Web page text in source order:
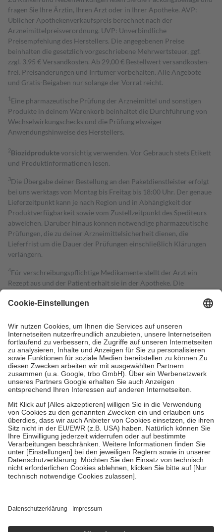
fragen Sie Ihre Ärztin, Ihren Arzt oder in Ihrer Apotheke. AVP:
Üblicher Apothekenverkaufspreis berechnet nach der
Arzneimittelpreisverordnung. UVP: Unverbindliche
Preisempfehlung des Herstellers. Die angegebenen Preise
beinhalten die gesetzlich vorgeschriebene Mehrwertsteuer, ggf.
zzgl. 3,95 € Versandkosten. Ab 29,00 € Bestell­wert versand­kosten­
frei. Preisänderungen und Irrtümer vorbehalten. Alle Angebote
und Gratis-Beigaben nur solange der Vorrat reicht.
1 Eine pharmazeutische Prüfung der Arzneimittel und sonstigen
Produkte in deinem Warenkorb beinhaltet die Durchführung von
Wechselwirkungschecks und die Prüfung etwaiger
Anwendungshinweise des Herstellers.
2Biozidproduktevorsichtig verwenden. Vor Gebrauch stets Etikett
und Produktinformationen lesen.
3Die Übergabe deiner Bestellung an den Paketdienstleister erfolgt
bei uns werktags von Montag bis Freitag bis 18:00 Uhr. Der genaue
Lieferzeitpunkt kann je nach Region und in Abhängigkeit der
Produktverfügbarkeit sowie vom Zustellzeitpunkt des Spediteurs
abweichen. Darüber hinaus können notwendige pharmazeutische
Prüfungen, die zu deiner Arzneimittelsicherheit dienen, die
Lieferfrist um die Dauer der Prüfungen einschließlich Klärungen
verlängern.
4Für verschreibungspflichtige Medikamente stellt der Arzt ein
Rezept aus und der Patient erhält sie in der Apotheke. Die
Kosten dafür, der Versicherte trägt einen Teil davon als Zuzahlung
Grundsätzlich leisten Mitglieder Zuzahlungen in Höhe von zehn
Prozent des Abgabepreises,mindestensjedochfünf Euround
höchstens zehn Euro.Es sind jedoch nie mehr als die tatsächlichen
Kosten der Leistung zu entrichten.
Diese Regeln gelten grundsätzlich auch für Online-Apotheken.
Bei Heilmitteln und häuslicher Krankenpflege beträgt die
Zuzahlung zehn Prozent der Kosten sowie zehn Euro je
Um das Engagement der Versicherten für ihre eigene Gesundheit zu
stärken und die besondere Stellung der Familie zu unterstützen,
fallenkeine Zuzahlungen an bei:
• Kindern und Jugendlichen bis zum vollendeten 18. Lebensjahr
mit Ausnahme der Fahrkosten
• Untersuchungen zur Vorsorge und Früherkennung, die von der
GKV getragen werden
• empfohlenen Schutzimpfungen
Wir nutzen Trusted Shops als unabhängigen Dienstleister für die
getroffen, um sicherzustellen, dass es sich um echte Bewertungen